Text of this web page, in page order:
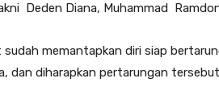
Deden Diana, Muhammad
memantapkan diri siap
dan diharapkan pertarungan